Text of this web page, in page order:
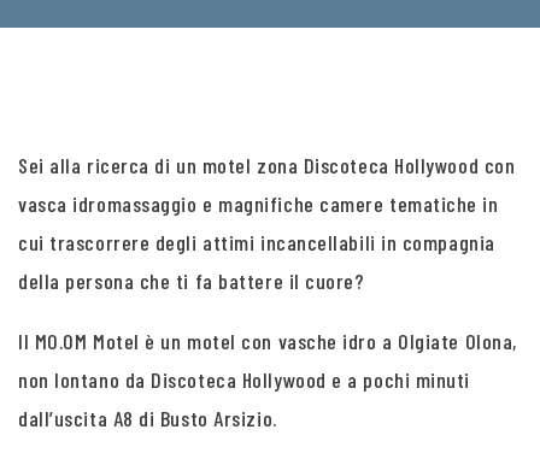
Sei alla ricerca di un motel zona Discoteca Hollywood con
vasca idromassaggio e magnifiche camere tematiche in
cui trascorrere degli attimi incancellabili in compagnia
della persona che ti fa battere il cuore?
Il MO.OM Motel è un motel con vasche idro a Olgiate Olona,
non lontano da Discoteca Hollywood e a pochi minuti
dall’uscita A8 di Busto Arsizio.